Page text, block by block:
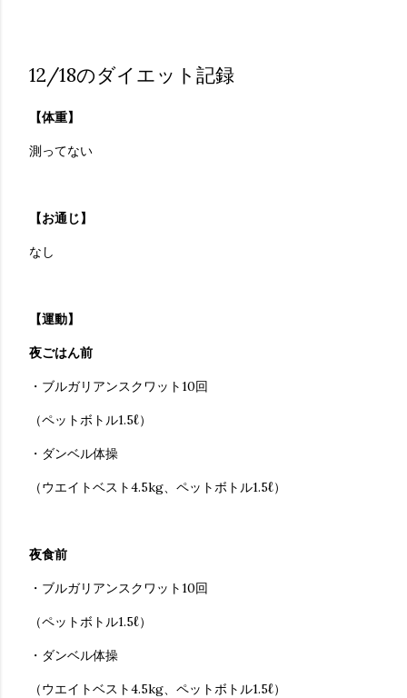
12/18のダイエット記録
【体重】
測ってない
【お通じ】
なし
【運動】
夜ごはん前
・ブルガリアンスクワット10回
（ペットボトル1.5ℓ）
・ダンベル体操
（ウエイトベスト4.5kg、ペットボトル1.5ℓ）
夜食前
・ブルガリアンスクワット10回
（ペットボトル1.5ℓ）
・ダンベル体操
（ウエイトベスト4.5kg、ペットボトル1.5ℓ）